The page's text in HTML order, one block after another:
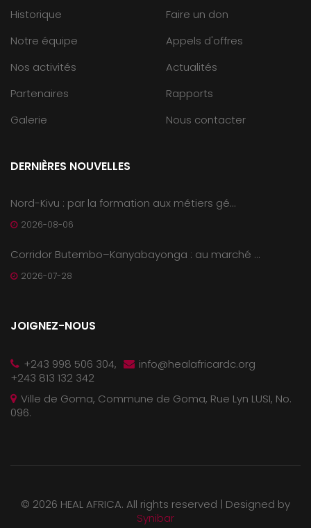
Historique
Notre équipe
Nos activités
Partenaires
Galerie
Faire un don
Appels d'offres
Actualités
Rapports
Nous contacter
DERNIÈRES NOUVELLES
Nord-Kivu : par la formation aux métiers gé...
2026-08-06
Corridor Butembo–Kanyabayonga : au marché ...
2026-07-28
JOIGNEZ-NOUS
+243 998 506 304,
+243 813 132 342
info@healafricardc.org
Ville de Goma, Commune de Goma, Rue Lyn LUSI, No.
096.
© 2026 HEAL AFRICA. All rights reserved | Designed by
Synibar